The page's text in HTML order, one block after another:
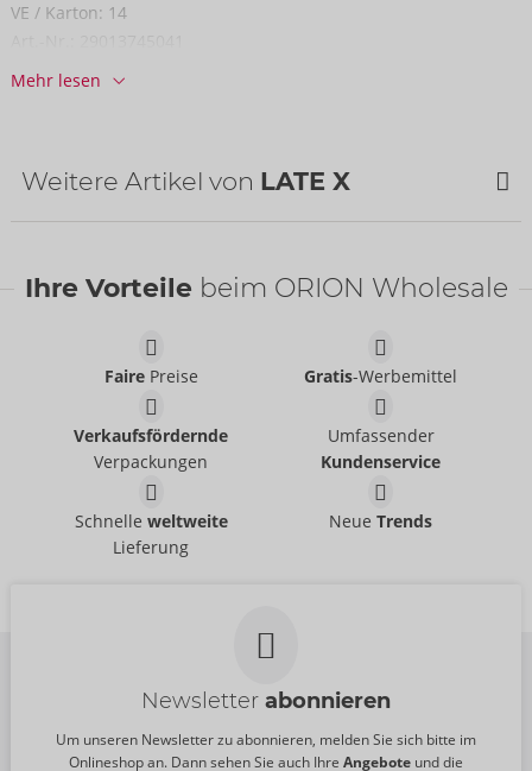
VE / Karton: 14
Barcode:
Mehr lesen
Weitere Artikel von LATE X
Shirt aus Latex
- ORION Brand
29013661021
Kleid aus Latex
- ORION Brand
Ihre Vorteile beim ORION Wholesale
FairePreise Gratis-Werbemittel
Verkaufsfördernde
Verpackungen
Umfassender
Kundenservice
Schnelle weltweite
Lieferung
NeueTrends
Newsletter abonnieren
Um unseren Newsletter zu abonnieren, melden Sie sich bitte im
Onlineshop an. Dann sehen Sie auch Ihre Angebote und die